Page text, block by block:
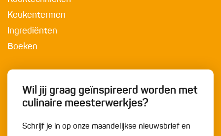
Keukentermen
Ingrediënten
Boeken
Wil jij graag geïnspireerd worden met
culinaire meesterwerkjes?
Schrijf je in op onze maandelijkse nieuwsbrief en